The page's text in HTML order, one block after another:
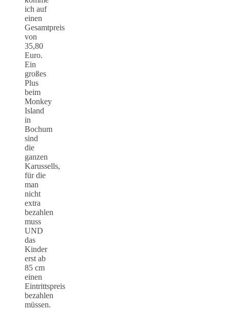
ich auf
einen
Gesamtpreis
von
35,80
Euro.
Ein
großes
Plus
beim
Monkey
Island
in
Bochum
sind
die
ganzen
Karussells,
für die
man
nicht
extra
bezahlen
muss
UND
das
Kinder
erst ab
85 cm
einen
Eintrittspreis
bezahlen
müssen.